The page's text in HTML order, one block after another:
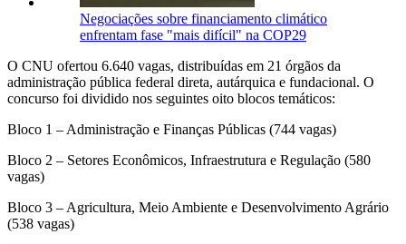
Negociações sobre financiamento climático
enfrentam fase "mais difícil" na COP29
O CNU ofertou 6.640 vagas, distribuídas em 21 órgãos da
administração pública federal direta, autárquica e fundacional. O
concurso foi dividido nos seguintes oito blocos temáticos:
Bloco 1 – Administração e Finanças Públicas (744 vagas)
Bloco 2 – Setores Econômicos, Infraestrutura e Regulação (580
vagas)
Bloco 3 – Agricultura, Meio Ambiente e Desenvolvimento Agrário
(538 vagas)